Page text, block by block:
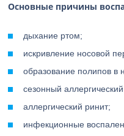
Основные причины
дыхание ртом;
искривление носовой
образование полипов в
сезонный
аллергический ринит;
инфекционные